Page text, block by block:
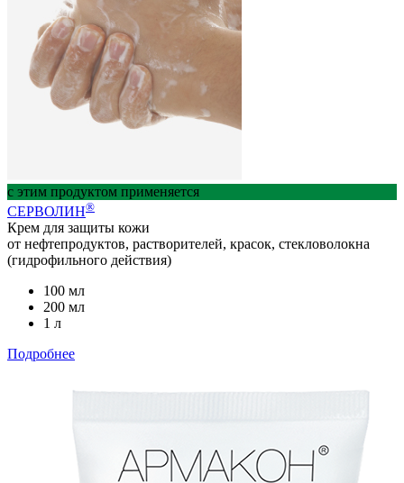
с этим продуктом применяется
СЕРВОЛИН®
Крем для защиты кожи
от нефтепродуктов, растворителей, красок, стекловолокна
(гидрофильного действия)
100 мл
200 мл
1 л
Подробнее